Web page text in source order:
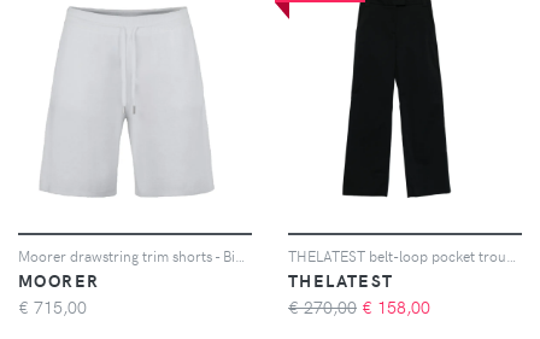
Moorer drawstring trim shorts - Bianco
MOORER
€ 715,00
THELATEST belt-loop pocket trousers - Nero
THELATEST
€ 270,00 € 158,00